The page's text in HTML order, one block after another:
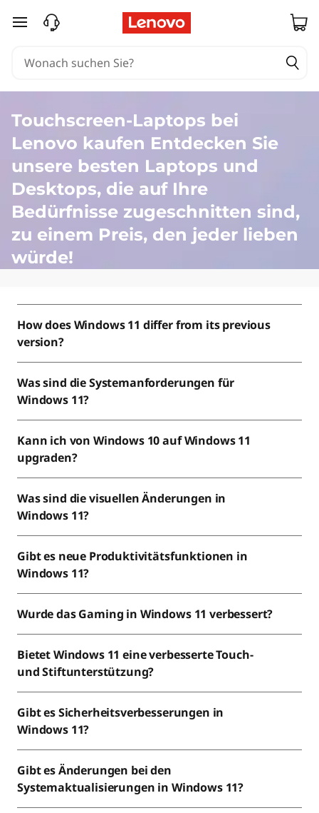
o
p
m
i
zum Hauptinhalt springen
Touchscreen-Laptops bei
Lenovo kaufen Entdecken Sie
unsere besten Laptops und
Desktops, die auf Ihre
Bedürfnisse zugeschnitten sind,
zu einem Preis, den jeder lieben
würde!
How does Windows 11 differ from its previous
version?
Was sind die Systemanforderungen für
Windows 11?
Kann ich von Windows 10 auf Windows 11
upgraden?
Was sind die visuellen Änderungen in
Windows 11?
Gibt es neue Produktivitätsfunktionen in
Windows 11?
Wurde das Gaming in Windows 11 verbessert?
Bietet Windows 11 eine verbesserte Touch-
und Stiftunterstützung?
Gibt es Sicherheitsverbesserungen in
Windows 11?
Gibt es Änderungen bei den
Systemaktualisierungen in Windows 11?